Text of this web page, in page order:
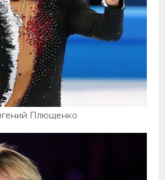
Плющенко